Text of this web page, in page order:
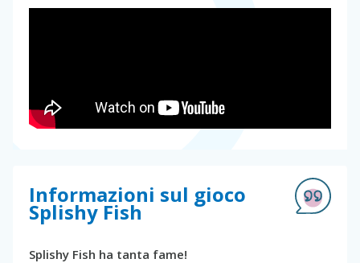
Informazioni sul gioco
Splishy Fish
Splishy Fish ha tanta fame!